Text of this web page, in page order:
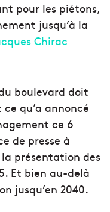
pour les piétons,
jusqu’à la
Chirac
boulevard doit
qu’a annoncé
ce 6
de presse à
la présentation des
Et bien au-delà
jusqu’en 2040.